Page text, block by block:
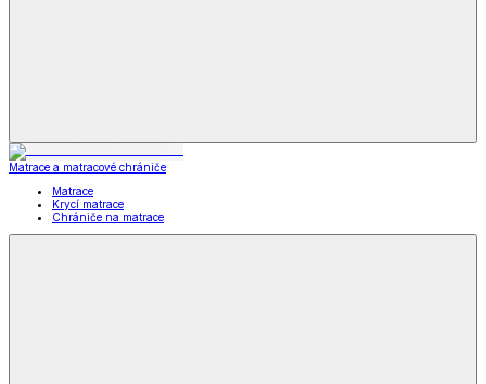
Matrace a matracové chrániče
Matrace
Krycí matrace
Chrániče na matrace